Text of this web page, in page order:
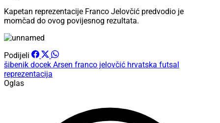
Kapetan reprezentacije Franco Jelovčić predvodio je
momčad do ovog povijesnog rezultata.
Podijeli
šibenik docek Arsen franco jelovčić hrvatska futsal
reprezentacija
Oglas